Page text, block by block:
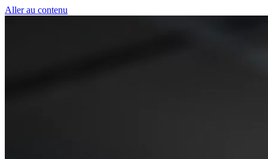
Aller au contenu
Panneau de gestion des cookies